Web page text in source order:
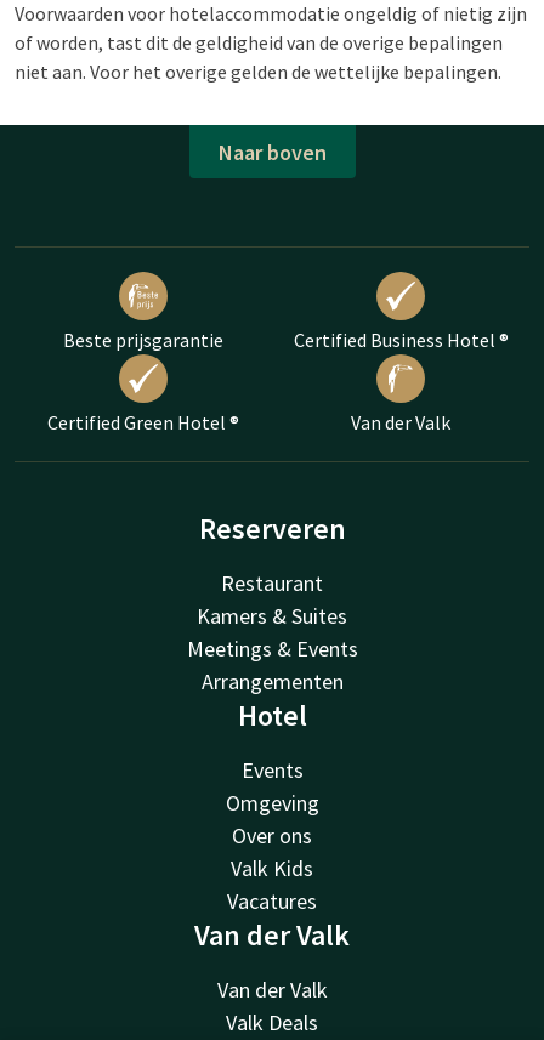
Voorwaarden voor hotelaccommodatie ongeldig of nietig zijn
of worden, tast dit de geldigheid van de overige bepalingen
niet aan. Voor het overige gelden de wettelijke bepalingen.
Naar boven
Beste prijsgarantie Certified Business Hotel ®
Certified Green Hotel ® Van der Valk
Reserveren
Restaurant
Kamers & Suites
Meetings & Events
Arrangementen
Hotel
Events
Omgeving
Over ons
Valk Kids
Vacatures
Van der Valk
Van der Valk
Valk Deals